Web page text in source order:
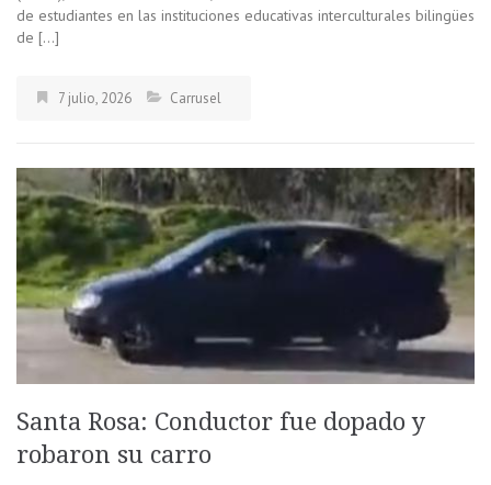
de estudiantes en las instituciones educativas interculturales bilingües
de […]
7 julio, 2026 Carrusel
Santa Rosa: Conductor fue dopado y
robaron su carro